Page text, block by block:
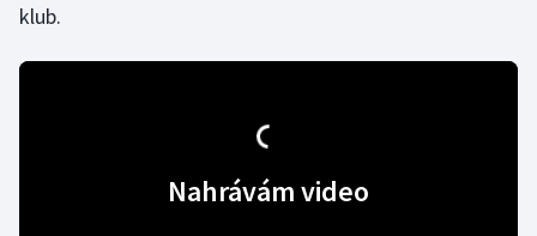
Házená
klub.
Nahrávám video